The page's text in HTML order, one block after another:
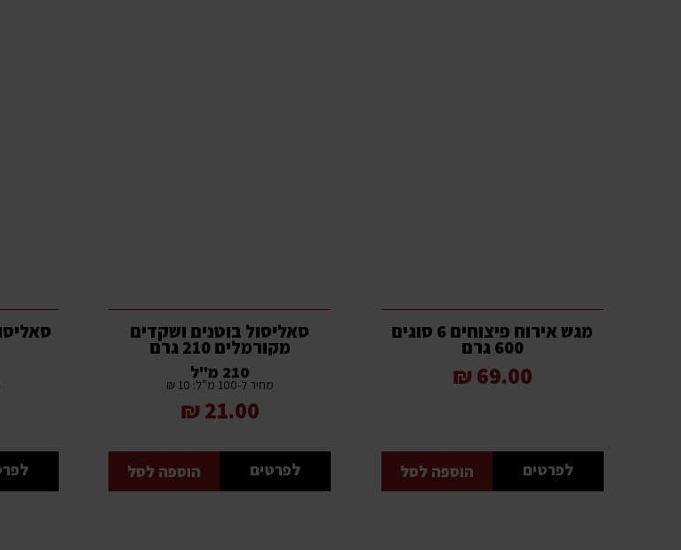
מגש אירוח פיצוחים 6 סוגים
600 גרם
69.00 ₪
לפרטים הוספה לסל
סאליסול בוטנים ושקדים
מקורמלים 210 גרם
210 מ"ל
מחיר ל-100 מ”ל: 10 ₪
21.00 ₪
לפרטים הוספה לסל